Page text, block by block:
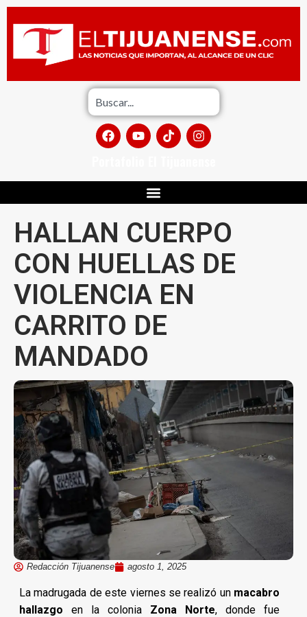
HALLAN CUERPO
CON HUELLAS DE
VIOLENCIA EN
CARRITO DE
MANDADO
Redacción Tijuanense agosto 1, 2025
La madrugada de este viernes se realizó un macabro
hallazgo en la colonia Zona Norte, donde fue